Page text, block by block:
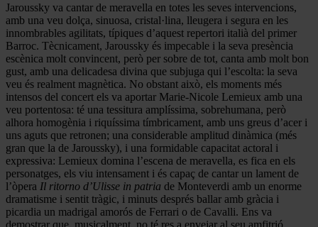
Jaroussky va cantar de meravella en totes les seves intervencions,
amb una veu dolça, sinuosa, cristal·lina, lleugera i segura en les
innombrables agilitats, típiques d’aquest repertori italià del primer
Barroc. Tècnicament, Jaroussky és impecable i la seva presència
escènica molt convincent, però per sobre de tot, canta amb molt bon
gust, amb una delicadesa divina que subjuga qui l’escolta: la seva
veu és realment magnètica. No obstant això, els moments més
intensos del concert els va aportar Marie-Nicole Lemieux amb una
veu portentosa: té una tessitura amplíssima, sobrehumana, però
alhora homogènia i riquíssima tímbricament, amb uns greus d’acer i
uns aguts que retronen; una considerable amplitud dinàmica (més
gran que la de Jaroussky), i una formidable capacitat actoral i
expressiva: Lemieux domina l’escena de meravella, es fica en els
personatges, els viu intensament i és capaç de cantar un lament de
l’òpera Il ritorno d’Ulisse in patria de Monteverdi amb un enorme
dramatisme i sentit tràgic, i minuts després ballar amb gràcia i
picardia un madrigal amorós de Ferrari o de Cavalli. Ens va
demostrar que, musicalment, no té res a envejar al seu amfitrió